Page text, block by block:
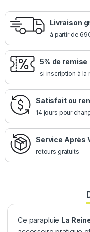
Livraison
à partir de
5% de remise
si inscription à la
Satisfait ou
14 jours pour
Service Après
retours gratuits
Ce parapluie La